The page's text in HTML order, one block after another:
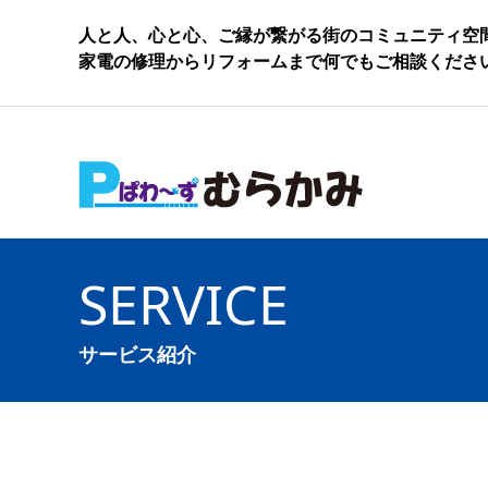
人と人、心と心、ご縁が繋がる街のコミュニティ
家電の修理からリフォームまで何でもご相談くださ
SERVICE
サービス紹介